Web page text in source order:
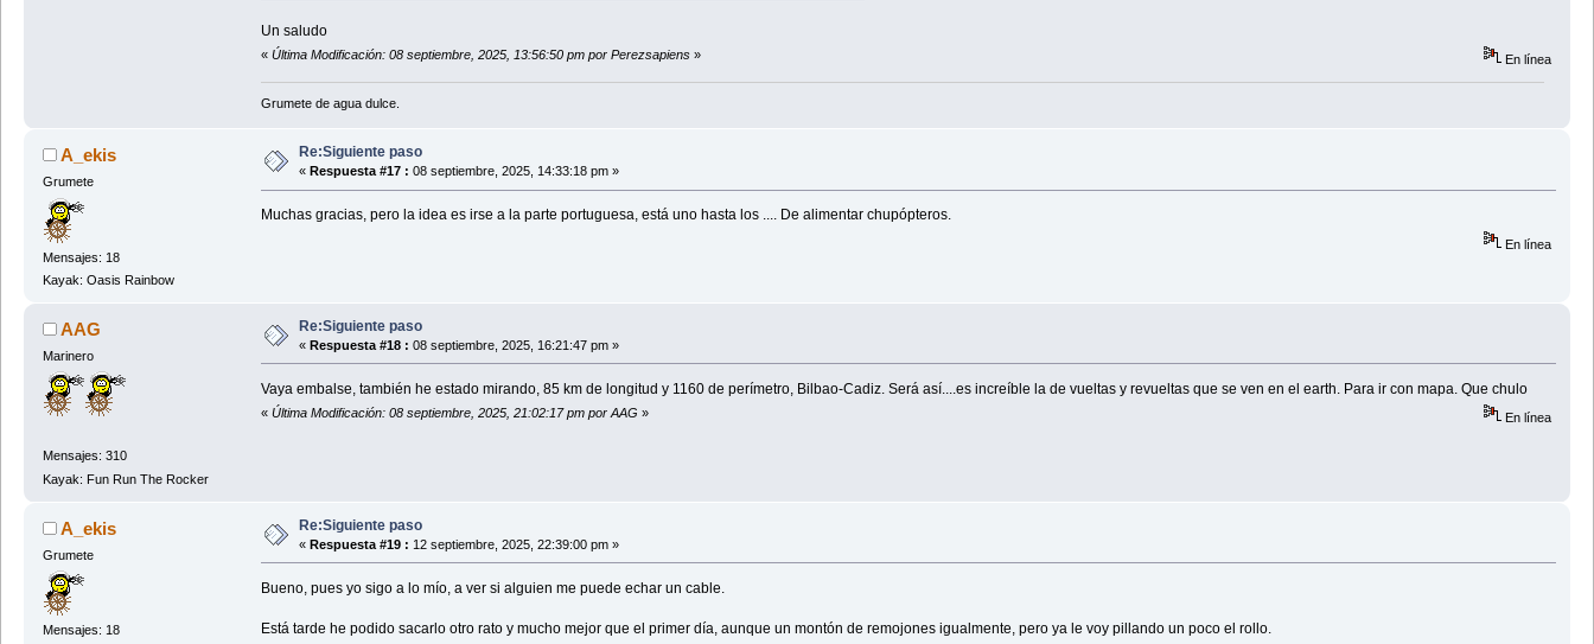
Un saludo
« Última Modificación: 08 septiembre, 2025, 13:56:50 pm por Perezsapiens» En línea
Grumete de agua dulce.
A_ekis
Grumete
Mensajes: 18
Kayak: Oasis Rainbow
Re:Siguiente paso
« Respuesta #17 : 08 septiembre, 2025, 14:33:18 pm »
Muchas gracias, pero la idea es irse a la parte portuguesa, está uno hasta los .... De alimentar chupópteros.
En línea
AAG
Marinero
Mensajes: 310
Kayak: Fun Run The Rocker
Re:Siguiente paso
« Respuesta #18 : 08 septiembre, 2025, 16:21:47 pm »
Vaya embalse, también he estado mirando, 85 km de longitud y 1160 de perímetro, Bilbao-Cadiz. Será así....es increíble la de vueltas y revueltas que se ven en el earth. Para ir con mapa. Que chulo
« Última Modificación: 08 septiembre, 2025, 21:02:17 pm por AAG » En línea
A_ekis
Grumete
Mensajes: 18
Re:Siguiente paso
« Respuesta #19 : 12 septiembre, 2025, 22:39:00 pm »
Bueno, pues yo sigo a lo mío, a ver si alguien me puede echar un cable.
Está tarde he podido sacarlo otro rato y mucho mejor que el primer día, aunque un montón de remojones igualmente, pero ya le voy pillando un poco el rollo.